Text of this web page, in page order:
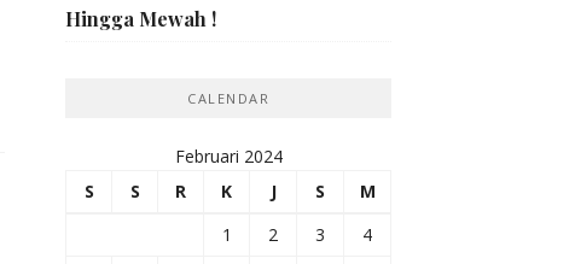
Hingga Mewah !
CALENDAR
Februari 2024
S
S R K J S
M
1
2 3
4